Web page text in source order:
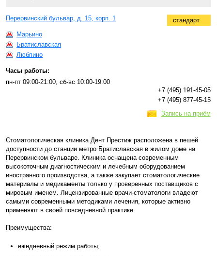
стандарт
Перервинский бульвар, д. 15, корп. 1
Марьино
Братиславская
Люблино
Часы работы:
пн-пт 09:00-21:00, сб-вс 10:00-19:00
+7 (495) 191-45-05
+7 (495) 877-45-15
Запись на приём
Стоматологическая клиника Дент Престиж расположена в пешей
доступности до станции метро Братиславская в жилом доме на
Перервинском бульваре. Клиника оснащена современным
высокоточным диагностическим и лечебным оборудованием
иностранного производства, а также закупает стоматологические
материалы и медикаменты только у проверенных поставщиков с
мировым именем. Лицензированные врачи-стоматологи владеют
самыми современными методиками лечения, которые активно
применяют в своей повседневной практике.
Преимущества:
ежедневный режим работы;